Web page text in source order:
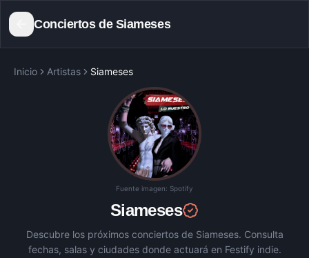
Conciertos de Siameses
Inicio Artistas Siameses
Fuente imagen: Spotify
Siameses
Descubre los próximos conciertos de Siameses. Consulta
fechas, salas y ciudades donde actuará en Festify indie.